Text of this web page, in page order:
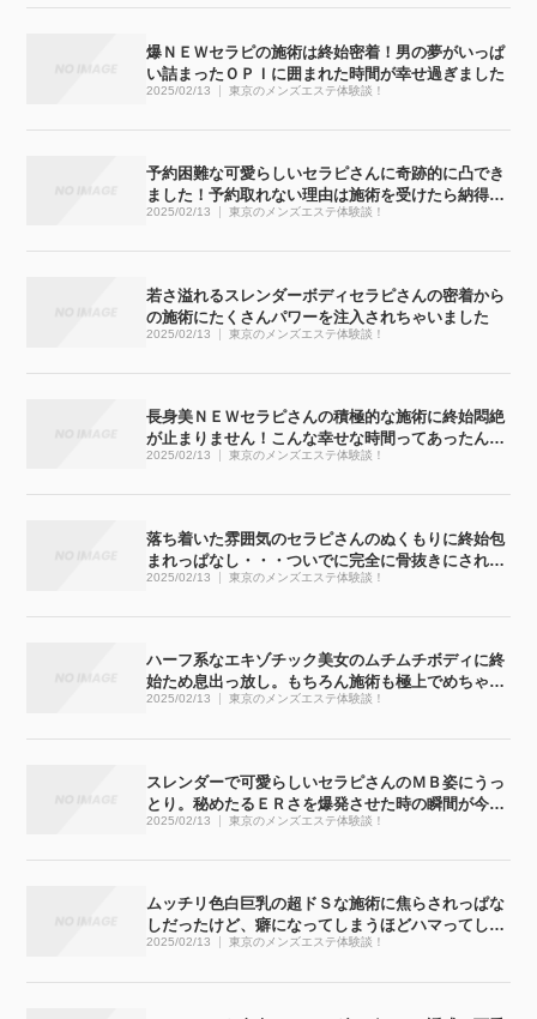
爆ＮＥＷセラピの施術は終始密着！男の夢がいっぱ
い詰まったＯＰＩに囲まれた時間が幸せ過ぎました
2025/02/13 東京のメンズエステ体験談！
予約困難な可愛らしいセラピさんに奇跡的に凸でき
ました！予約取れない理由は施術を受けたら納得で
す
2025/02/13 東京のメンズエステ体験談！
若さ溢れるスレンダーボディセラピさんの密着から
の施術にたくさんパワーを注入されちゃいました
2025/02/13 東京のメンズエステ体験談！
長身美ＮＥＷセラピさんの積極的な施術に終始悶絶
が止まりません！こんな幸せな時間ってあったんで
すね
2025/02/13 東京のメンズエステ体験談！
落ち着いた雰囲気のセラピさんのぬくもりに終始包
まれっぱなし・・・ついでに完全に骨抜きにされち
ゃいました
2025/02/13 東京のメンズエステ体験談！
ハーフ系なエキゾチック美女のムチムチボディに終
始ため息出っ放し。もちろん施術も極上でめちゃく
ちゃ気持ち良かったです
2025/02/13 東京のメンズエステ体験談！
スレンダーで可愛らしいセラピさんのＭＢ姿にうっ
とり。秘めたるＥＲさを爆発させた時の瞬間が今で
も忘れられません
2025/02/13 東京のメンズエステ体験談！
ムッチリ色白巨乳の超ドＳな施術に焦らされっぱな
しだったけど、癖になってしまうほどハマってしま
いました
2025/02/13 東京のメンズエステ体験談！